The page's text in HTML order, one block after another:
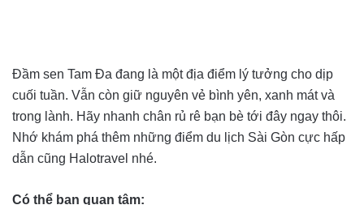
Đầm sen Tam Đa đang là một địa điểm lý tưởng cho dịp
cuối tuần. Vẫn còn giữ nguyên vẻ bình yên, xanh mát và
trong lành. Hãy nhanh chân rủ rê bạn bè tới đây ngay thôi.
Nhớ khám phá thêm những điểm du lịch Sài Gòn cực hấp
dẫn cũng Halotravel nhé.
Có thể bạn quan tâm: